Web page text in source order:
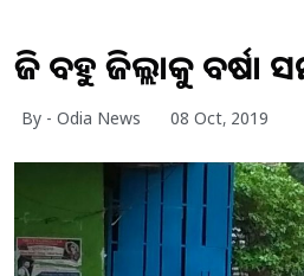
ଆଜି ବହୁ ଜିଲ୍ଲାକୁ ବର୍ଷା
By - Odia News 08 Oct, 2019